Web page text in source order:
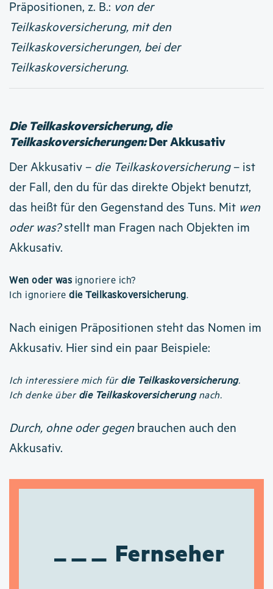
Präpositionen, z. B.: von der
Teilkaskoversicherung, mit den
Teilkaskoversicherungen, bei der
Teilkaskoversicherung.
Die Teilkaskoversicherung, die
Teilkaskoversicherungen:Der Akkusativ
Der Akkusativ – die Teilkaskoversicherung– ist
der Fall, den du für das direkte Objekt benutzt,
das heißt für den Gegenstand des Tuns. Mit wen
oder was?stellt man Fragen nach Objekten im
Akkusativ.
Wen oder was ignoriere ich?
Ich ignoriere die Teilkaskoversicherung.
Nach einigen Präpositionen steht das Nomen im
Akkusativ. Hier sind ein paar Beispiele:
Ich interessiere mich für die Teilkaskoversicherung.
Ich denke über die Teilkaskoversicherungnach.
Durch, ohne oder gegenbrauchen auch den
Akkusativ.
Fernseher